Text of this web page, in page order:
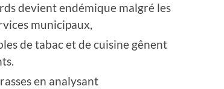
devient endémique malgré les
municipaux,
de tabac et de cuisine gênent
en analysant